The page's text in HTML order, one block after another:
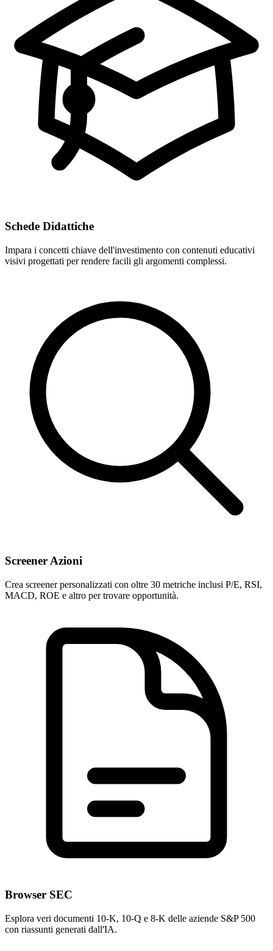
Schede Didattiche
Impara i concetti chiave dell'investimento con contenuti educativi
visivi progettati per rendere facili gli argomenti complessi.
Screener Azioni
Crea screener personalizzati con oltre 30 metriche inclusi P/E, RSI,
MACD, ROE e altro per trovare opportunità.
Browser SEC
Esplora veri documenti 10-K, 10-Q e 8-K delle aziende S&P 500
con riassunti generati dall'IA.